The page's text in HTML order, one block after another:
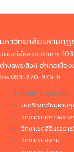
มหาวิทยาลัยมหามกุฏ
วัดเจดีย์หลวงวรวิหาร
ตำบลพระสิงห์ อำเภอเมือ
โทร.053-270-975-6
วิทยาเขต / วิทยาลัย
มหาวิทยาลัยมหามกุ
วิทยาเขตมหาวชิรา
วิทยาเขตสิรินธรรา
วิทยาเขตอีสาน